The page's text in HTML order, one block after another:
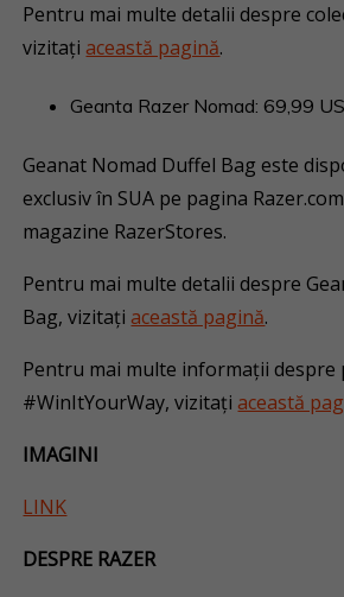
Pentru mai multe detalii despre
vizitațiaceastă pagină.
Geanta Razer Nomad: 69,99
Geanat Nomad Duffel Bag este
exclusiv în SUA pe pagina
magazine RazerStores.
Pentru mai multe detalii despre
Bag, vizitațiaceastă pagină.
Pentru mai multe informații despre
#WinItYourWay, vizitațiaceastă
IMAGINI
LINK
DESPRE RAZER